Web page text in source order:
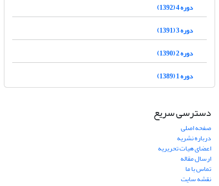
دوره 4 (1392)
دوره 3 (1391)
دوره 2 (1390)
دوره 1 (1389)
دسترسی سریع
صفحه اصلی
درباره نشریه
اعضای هیات تحریریه
ارسال مقاله
تماس با ما
نقشه سایت